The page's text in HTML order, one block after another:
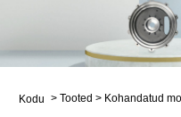
Kodu > Tooted > Kohandatud